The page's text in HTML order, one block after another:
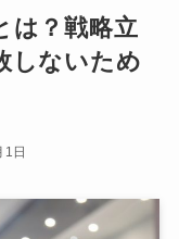
は？戦略立
しないため
日